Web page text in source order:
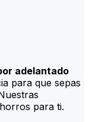
adelantado
para que sepas
para ti.